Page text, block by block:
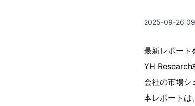
2025-09-26
最新レポート
YH Research
会社の市場シ
本レポートは